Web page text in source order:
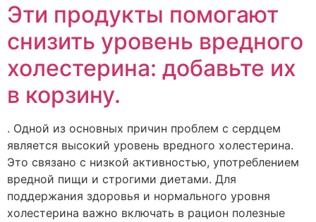
Эти продукты помогают
снизить уровень вредного
холестерина: добавьте их
в корзину.
. Одной из основных причин проблем с сердцем
является высокий уровень вредного холестерина.
Это связано с низкой активностью, употреблением
вредной пищи и строгими диетами. Для
поддержания здоровья и нормального уровня
холестерина важно включать в рацион полезные